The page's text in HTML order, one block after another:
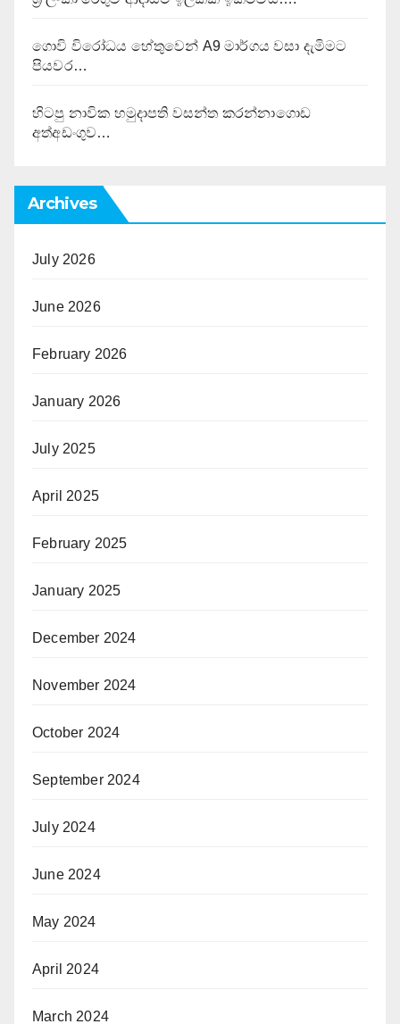
ගොවි විරෝධය හේතුවෙන් A9 මාර්ගය වසා දැමිමට
පියවර…
හිටපු නාවික හමුදාපති වසන්ත කරන්නාගොඩ
අත්අඩංගුව…
Archives
July 2026
June 2026
February 2026
January 2026
July 2025
April 2025
February 2025
January 2025
December 2024
November 2024
October 2024
September 2024
July 2024
June 2024
May 2024
April 2024
March 2024